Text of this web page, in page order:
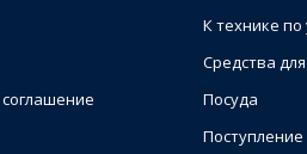
К технике
Средства
Посуда
Поступление